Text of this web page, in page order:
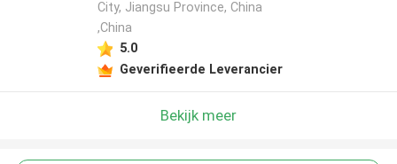
City, Jiangsu Province, China
,China
5.0
Geverifieerde Leverancier
Bekijk meer